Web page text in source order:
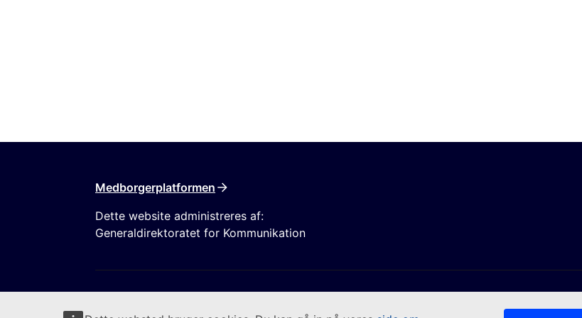
Medborgerplatformen
Dette website administreres af:
Generaldirektoratet for Kommunikation